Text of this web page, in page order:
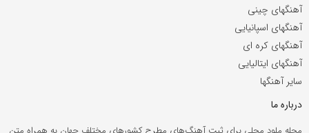
آهنگهای چینی
آهنگهای اسپانیایی
آهنگهای کره ای
آهنگهای ایتالیایی
سایر آهنگها
درباره ما